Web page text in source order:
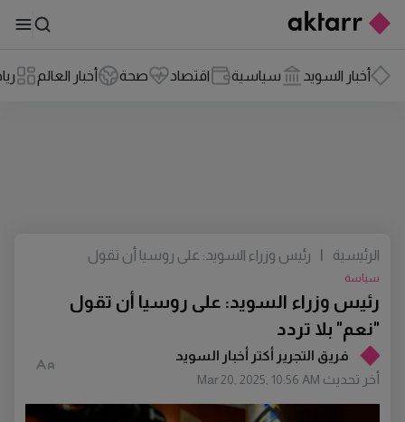
أخبار السويد سياسية اقتصاد صحة أخبار العالم
فريق التجرير أكتر أخبار السويد
أخر تحديث Mar 20, 2025, 10:56 AM
رئيس وزراء السويد: على روسيا أن تقول
"نعم" بلا تردد
سياسة
الرئيسية
رئيس وزراء السويد: على روسيا أن تقول